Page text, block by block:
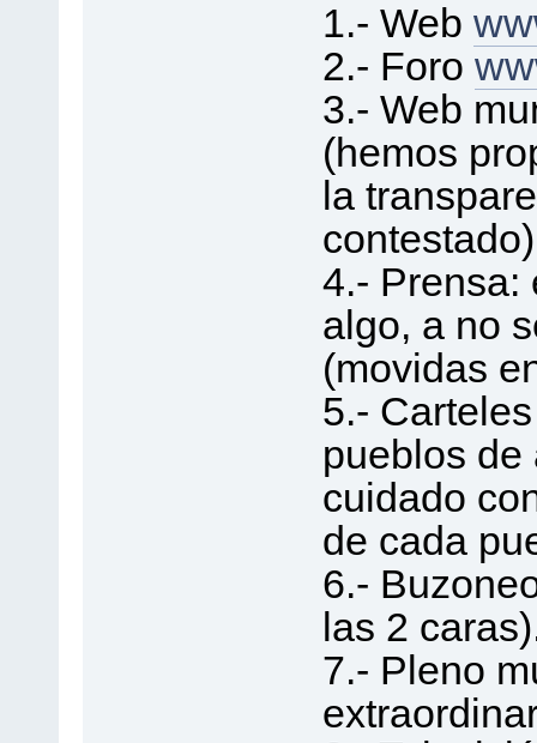
1.- Web
2.- Foro
3.- Web
(hemos
la
4.- Prensa:
algo, a no
(movidas
5.-
pueblos de
cuidado
de cada
6.-
las 2
7.- Pleno